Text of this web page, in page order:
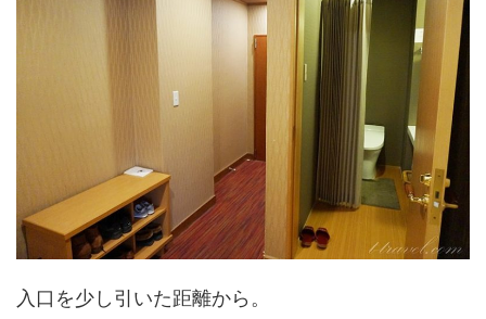
入口を少し引いた距離から。